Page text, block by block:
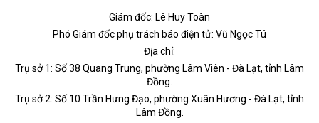
Giám đốc: Lê Huy Toàn
Phó Giám đốc phụ trách báo điện tử: Vũ Ngọc Tú
Địa chỉ:
Trụ sở 1: Số 38 Quang Trung, phường Lâm Viên - Đà Lạt, tỉnh Lâm
Đồng.
Trụ sở 2: Số 10 Trần Hưng Đạo, phường Xuân Hương - Đà Lạt, tỉnh
Lâm Đồng.